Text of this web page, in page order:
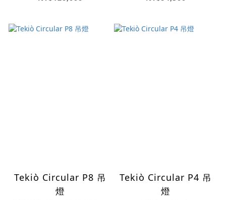
Tekiò Circular P8 吊
燈
Tekiò Circular P4 吊
燈